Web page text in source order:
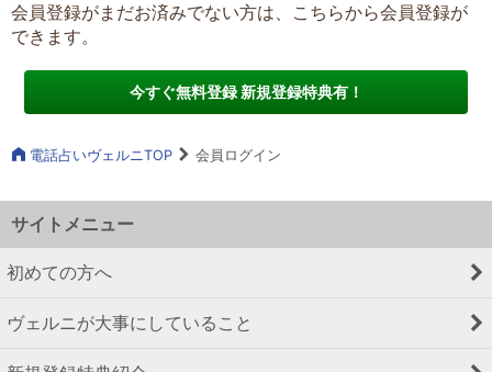
会員登録がまだお済みでない方は、こちらから会員登録が
できます。
今すぐ無料登録 新規登録特典有！
電話占いヴェルニTOP 会員ログイン
サイトメニュー
初めての方へ
ヴェルニが大事にしていること